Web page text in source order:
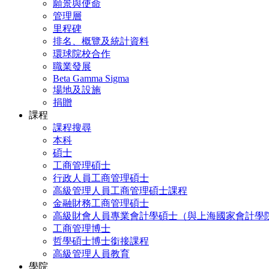
願景與使命
管理層
里程碑
排名、概覽及統計資料
環球院校合作
職業發展
Beta Gamma Sigma
場地及設施
捐贈
課程
課程搜尋
本科
碩士
工商管理碩士
行政人員工商管理碩士
高級管理人員工商管理碩士課程
金融財務工商管理碩士
高級財會人員專業會計學碩士（與上海國家會計學
工商管理博士
哲學碩士博士銜接課程
高級管理人員教育
學院